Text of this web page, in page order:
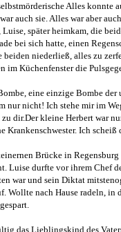
Alles konnte
auch sie. Alles war aber
später heimkam, die
bei sich hatte, einen
niederließ, alles zu
im Küchenfenster die
eine einzige Bombe
nur nicht! Ich stehe mir im
dir.Der kleine Herbert war
Krankenschwester. Ich scheiß
Brücke in
Luise durfte vor ihrem Chef
war und sein Diktat
Wollte nach Hause radeln, in
das Lieblingskind des